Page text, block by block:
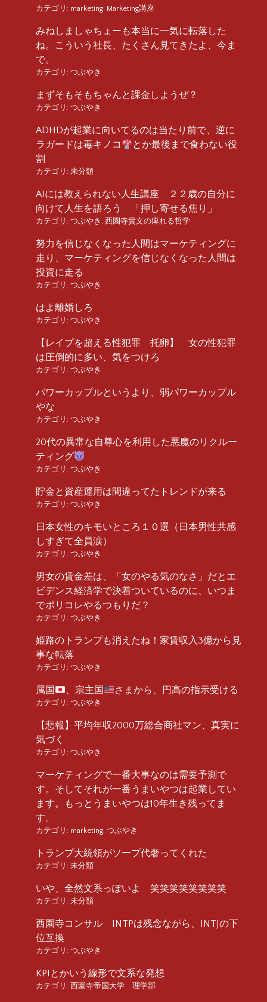
カテゴリ: marketing, Marketing講座
みねしましゃちょーも本当に一気に転落した
ね。こういう社長、たくさん見てきたよ、今ま
で。
カテゴリ: つぶやき
まずそもそもちゃんと課金しようぜ？
カテゴリ: つぶやき
ADHDが起業に向いてるのは当たり前で、逆に
ラガードは毒キノコ
とか最後まで食わない役
割
カテゴリ: 未分類
AIには教えられない人生講座 ２２歳の自分に
向けて人生を語ろう 「押し寄せる焦り」
カテゴリ: つぶやき , 西園寺貴文の痺れる哲学
努力を信じなくなった人間はマーケティングに
走り、マーケティングを信じなくなった人間は
投資に走る
カテゴリ: つぶやき
はよ離婚しろ
カテゴリ: つぶやき
【レイプを超える性犯罪 托卵】 女の性犯罪
は圧倒的に多い、気をつけろ
カテゴリ: つぶやき
パワーカップルというより、弱パワーカップル
やな
カテゴリ: つぶやき
20代の異常な自尊心を利用した悪魔のリクルー
ティング
カテゴリ: つぶやき
貯金と資産運用は間違ってたトレンドが来る
カテゴリ: つぶやき
日本女性のキモいところ１０選（日本男性共感
しすぎて全員涙）
カテゴリ: つぶやき
男女の賃金差は、「女のやる気のなさ」だとエ
ビデンス経済学で決着ついているのに、いつま
でポリコレやるつもりだ？
カテゴリ: つぶやき
姫路のトランプも消えたね！家賃収入3億から見
事な転落
カテゴリ: つぶやき
属国 、宗主国 さまから、円高の指示受ける
カテゴリ: つぶやき
【悲報】平均年収2000万総合商社マン、真実に
気づく
カテゴリ: つぶやき
マーケティングで一番大事なのは需要予測で
す。そしてそれが一番うまいやつは起業してい
ます。もっとうまいやつは10年生き残ってま
す。
カテゴリ: marketing, つぶやき
トランプ大統領がソープ代奢ってくれた
カテゴリ: 未分類
いや、全然文系っぽいよ 笑笑笑笑笑笑笑笑
カテゴリ: 未分類
西園寺コンサル INTPは残念ながら、INTJの下
位互換
カテゴリ: つぶやき
KPIとかいう線形で文系な発想
カテゴリ: 西園寺帝国大学 理学部